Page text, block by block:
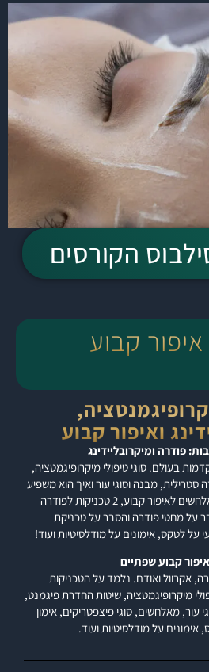
הקורסים
איפור קבוע
ואיפור קבוע
פודרה ומיקרובליידינג
בעולם. סוגי טיפולי מיקרופיגמטציה,
מבנה וסוגי עור ואיך הוא משפיע
על התוצאה. נלמד על מאלחשים לאיפור קבוע, 2 טכניקות לפודרה
על מחטי פודרה והסבר על טכניקת
על לטקס, אימונים על מודלסיטיות ועוד!
קבוע שפתיים
אקרוול ואודם. נלמד על הטכניקות
מיקרופיגמטציה, שיטות החדרת פיגמנט,
עור, מאלחשים, סוגי פיצפטריקים, אימון
על מודלסיטיות ועוד.